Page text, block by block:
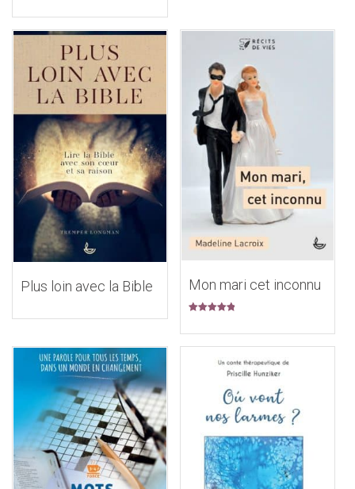
Plus loin avec la Bible Mon mari cet inconnu